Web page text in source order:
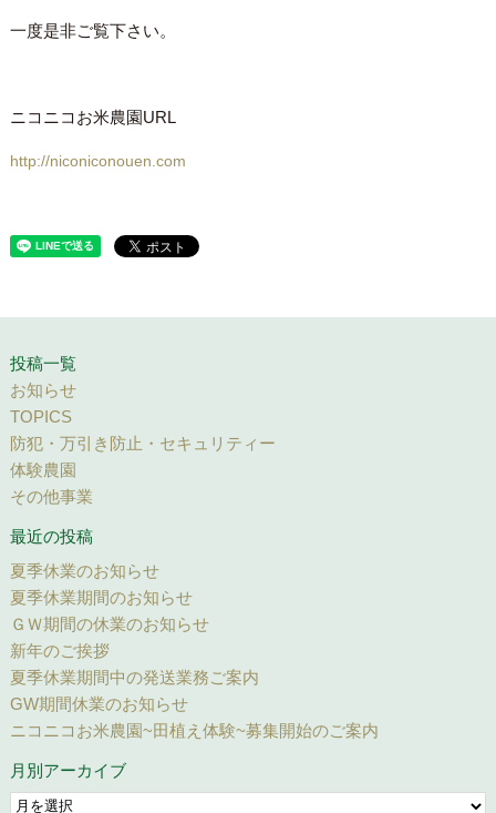
一度是非ご覧下さい。
ニコニコお米農園URL
http://niconiconouen.com
投稿一覧
お知らせ
TOPICS
防犯・万引き防止・セキュリティー
体験農園
その他事業
最近の投稿
夏季休業のお知らせ
夏季休業期間のお知らせ
ＧＷ期間の休業のお知らせ
新年のご挨拶
夏季休業期間中の発送業務ご案内
GW期間休業のお知らせ
ニコニコお米農園~田植え体験~募集開始のご案内
月別アーカイブ